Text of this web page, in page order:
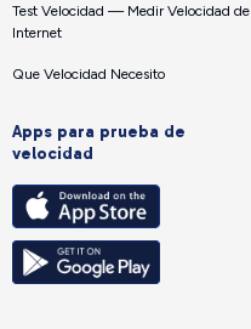
Test Velocidad — Medir Velocidad de
Internet
Que Velocidad Necesito
Apps para prueba de
velocidad